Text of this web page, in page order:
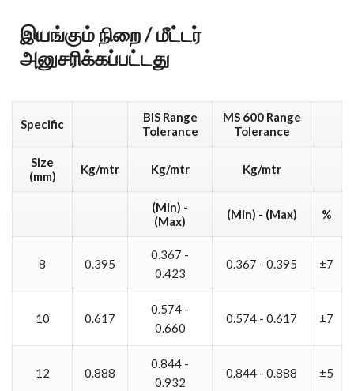
இயங்கும் நிறை / மீட்டர்
அனுசரிக்கப்பட்டது
Specific
BIS Range
Tolerance
MS 600 Range
Tolerance
Size
(mm)
Kg/mtr Kg/mtr Kg/mtr
(Min) -
(Max)
(Min) - (Max) %
8 0.395
0.367 -
0.423
0.367 - 0.395 ±7
10 0.617
0.574 -
0.660
0.574 - 0.617 ±7
12 0.888
0.844 -
0.932
0.844 - 0.888 ±5